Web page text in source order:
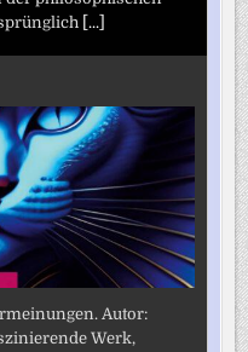
[...]
Autor:
Werk,